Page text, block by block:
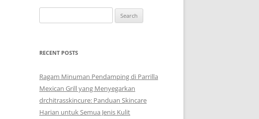
for:
RECENT POSTS
Ragam Minuman Pendamping di Parrilla
Mexican Grill yang Menyegarkan
drchitrasskincure: Panduan Skincare
Harian untuk Semua Jenis Kulit